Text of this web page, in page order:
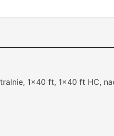
1×40 ft, 1×40 ft HC,